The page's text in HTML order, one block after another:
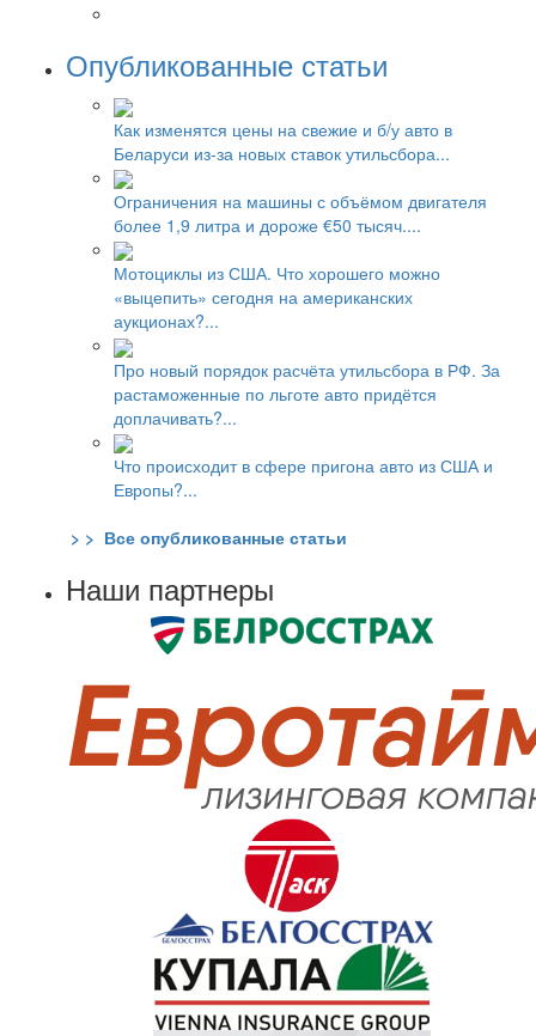
Опубликованные статьи
Как изменятся цены на свежие и б/у авто в
Беларуси из-за новых ставок утильсбора...
Ограничения на машины с объёмом двигателя
более 1,9 литра и дороже €50 тысяч....
Мотоциклы из США. Что хорошего можно
«выцепить» сегодня на американских
аукционах?...
Про новый порядок расчёта утильсбора в РФ. За
растаможенные по льготе авто придётся
доплачивать?...
Что происходит в сфере пригона авто из США и
Европы?...
> > Все опубликованные статьи
Наши партнеры